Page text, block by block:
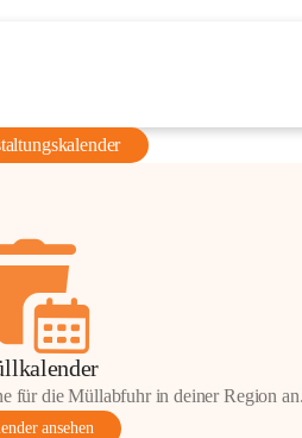
für die Müllabfuhr in deiner Region an.
ansehen